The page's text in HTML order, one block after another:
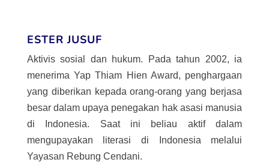
ESTER JUSUF
Aktivis sosial dan hukum. Pada tahun 2002, ia
menerima Yap Thiam Hien Award, penghargaan
yang diberikan kepada orang-orang yang berjasa
besar dalam upaya penegakan hak asasi manusia
di Indonesia. Saat ini beliau aktif dalam
mengupayakan literasi di Indonesia melalui
Yayasan Rebung Cendani.